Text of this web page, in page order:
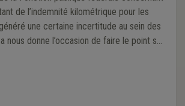
de l’indemnité kilométrique pour les
une certaine incertitude au sein des
nous donne l’occasion de faire le point sur